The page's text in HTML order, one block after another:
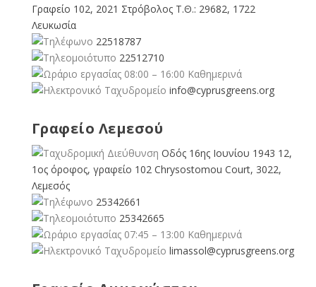
Γραφείο 102, 2021 Στρόβολος Τ.Θ.: 29682, 1722
Λευκωσία
22518787
22512710
08:00 – 16:00 Καθημερινά
info@cyprusgreens.org
Γραφείο Λεμεσού
Οδός 16ης Ιουνίου 1943 12,
1ος όροφος, γραφείο 102 Chrysostomou Court, 3022,
Λεμεσός
25342661
25342665
07:45 – 13:00 Καθημερινά
limassol@cyprusgreens.org